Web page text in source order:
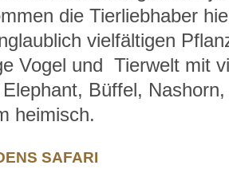
die Tierliebhaber
vielfältigen
Vogel und Tierwelt mit
Büffel,
heimisch.
SAFARI